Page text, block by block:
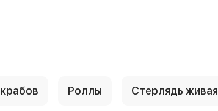
Роллы Стерлядь живая